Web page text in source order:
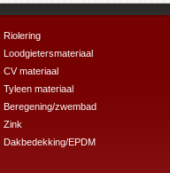
Riolering
Loodgietersmateriaal
CV materiaal
Tyleen materiaal
Beregening/zwembad
Zink
Dakbedekking/EPDM